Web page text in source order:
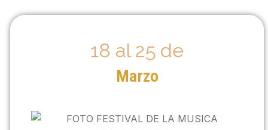
18 al 25 de
Marzo